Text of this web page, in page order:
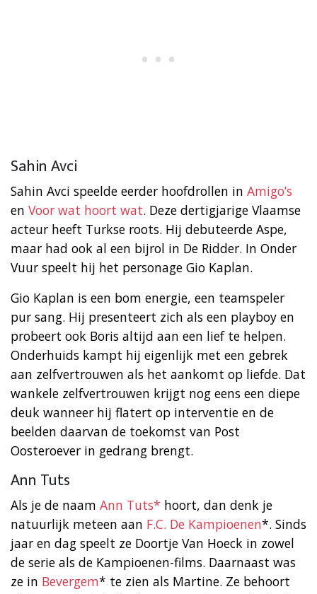
Sahin Avci
Sahin Avci speelde eerder hoofdrollen in Amigo’s
en Voor wat hoort wat. Deze dertigjarige Vlaamse
acteur heeft Turkse roots. Hij debuteerde Aspe,
maar had ook al een bijrol in De Ridder. In Onder
Vuur speelt hij het personage Gio Kaplan.
Gio Kaplan is een bom energie, een teamspeler
pur sang. Hij presenteert zich als een playboy en
probeert ook Boris altijd aan een lief te helpen.
Onderhuids kampt hij eigenlijk met een gebrek
aan zelfvertrouwen als het aankomt op liefde. Dat
wankele zelfvertrouwen krijgt nog eens een diepe
deuk wanneer hij flatert op interventie en de
beelden daarvan de toekomst van Post
Oosteroever in gedrang brengt.
Ann Tuts
Als je de naam Ann Tuts* hoort, dan denk je
natuurlijk meteen aan F.C. De Kampioenen*. Sinds
jaar en dag speelt ze Doortje Van Hoeck in zowel
de serie als de Kampioenen-films. Daarnaast was
ze in Bevergem* te zien als Martine. Ze behoort